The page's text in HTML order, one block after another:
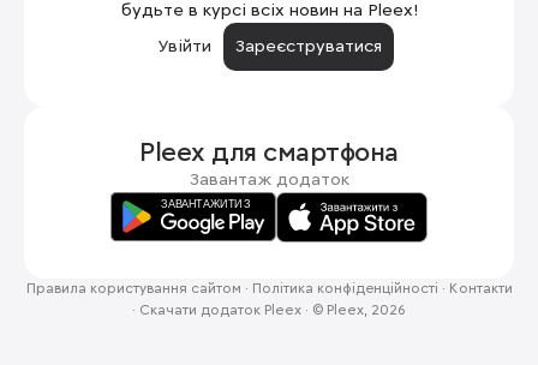
будьте в курсі всіх новин на Pleex!
Увійти
Зареєструватися
Pleex для смартфона
Завантаж додаток
Правила користування сайтом · Політика конфіденційності · Контакти
· Скачати додаток Pleex · © Pleex, 2026